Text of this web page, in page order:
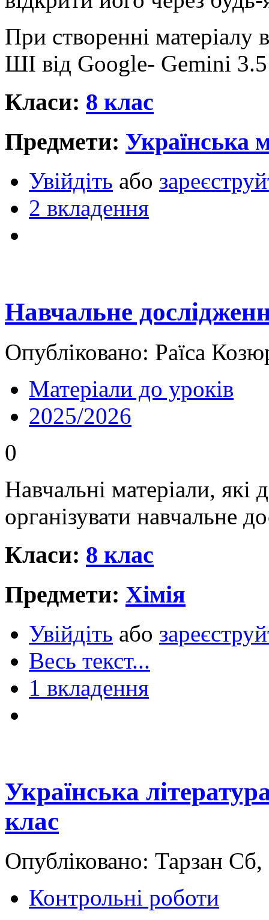
При створенні матеріалу
ШІ від Google- Gemini
Класи: 8 клас
Предмети: Українська
Увійдіть або
2 вкладення
Навчальне
Опубліковано: Раїса
Матеріали до уроків
2025/2026
0
Навчальні матеріали,
організувати навчальне
Класи: 8 клас
Предмети: Хімія
Увійдіть або
Весь текст...
1 вкладення
Українська
клас
Опубліковано: Тарзан
Контрольні роботи